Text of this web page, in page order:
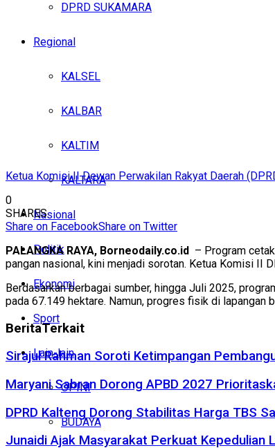
DPRD SUKAMARA
Regional
KALSEL
KALBAR
KALTIM
KALTARA
Nasional
Politik
Ekonomi
Sport
Lain-lain
OPINI
BUDAYA
Ketua Komisi II Dewan Perwakilan Rakyat Daerah
0
SHARES
Share on FacebookShare on Twitter
PALANGKA RAYA, Borneodaily.co.id – Program
pangan nasional, kini menjadi sorotan. Ketua Komisi II
Berdasarkan berbagai sumber, hingga Juli 2025,
pada 67.149 hektare. Namun, progres fisik di lapangan
BeritaTerkait
Sirajul Rahman Soroti Ketimpangan
Maryani Sabran Dorong APBD 2027
DPRD Kalteng Dorong Stabilitas Harga TBS
Junaidi Ajak Masyarakat Perkuat Kepedulian